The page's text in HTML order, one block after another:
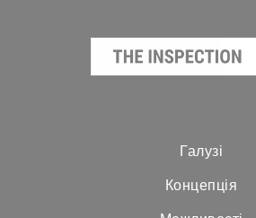
Галузі
Концепція